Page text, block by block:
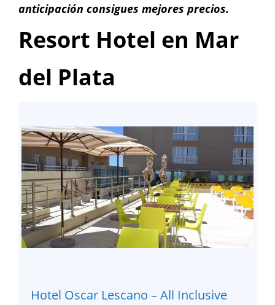
anticipación consigues mejores precios.
Resort Hotel en Mar
del Plata
Hotel Oscar Lescano – All Inclusive